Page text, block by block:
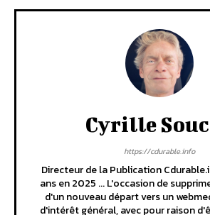
Cyrille
https://cdurable.info
Directeur de la Publication
ans en 2025 ... L'occasion de
d'un nouveau départ vers un
d'intérêt général, avec pour raison